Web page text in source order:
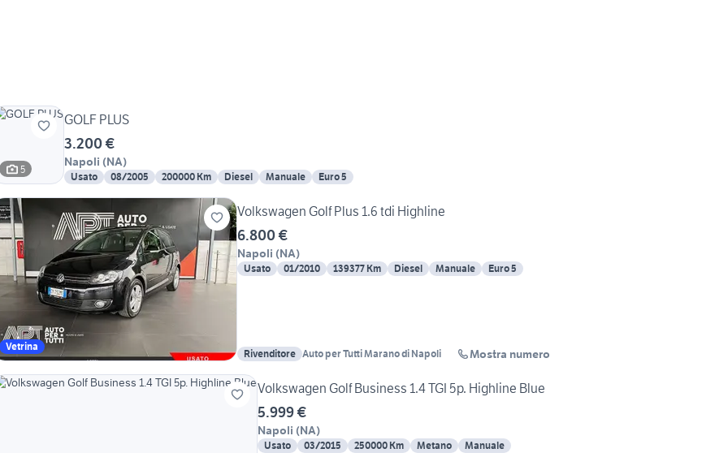
5
GOLF PLUS
3.200 €
Napoli (NA)
Usato 08/2005 200000 Km Diesel Manuale Euro 5
Vetrina
Volkswagen Golf Plus 1.6 tdi Highline
6.800 €
Napoli (NA)
Usato 01/2010 139377 Km Diesel Manuale Euro 5
Rivenditore Auto per Tutti Marano di Napoli Mostra numero
Volkswagen Golf Business 1.4 TGI 5p. Highline Blue
5.999 €
Napoli (NA)
Usato 03/2015 250000 Km Metano
Manuale